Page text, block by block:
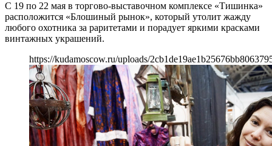
С 19 по 22 мая в торгово-выставочном комплексе «Тишинка»
расположится «Блошиный рынок», который утолит жажду
любого охотника за раритетами и порадует яркими красками
винтажных украшений.
https://kudamoscow.ru/uploads/